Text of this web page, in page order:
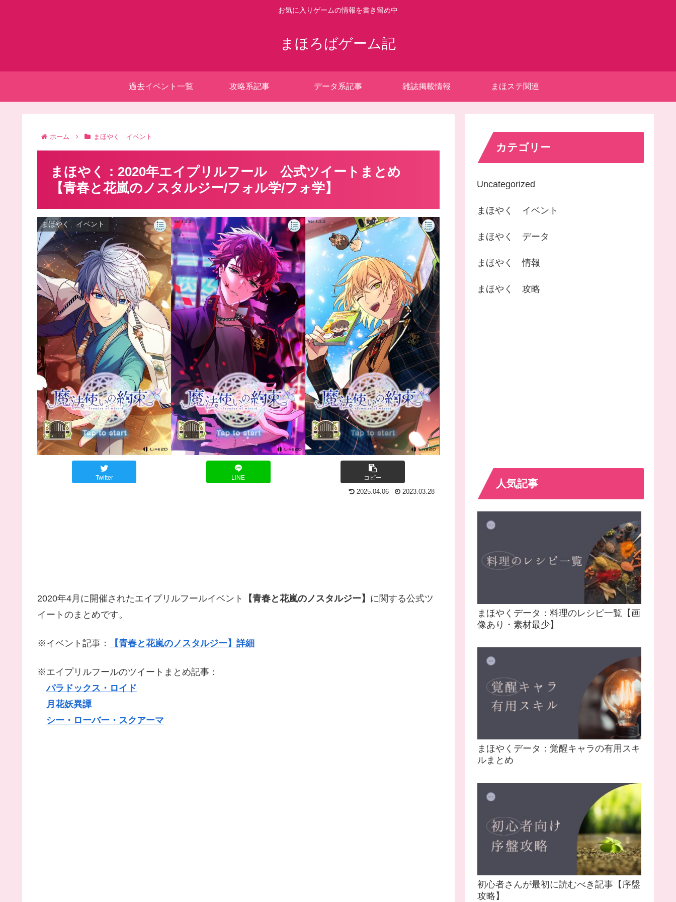
お気に入りゲームの情報を書き留め中
まほろばゲーム記
過去イベント一覧 攻略系記事 データ系記事 雑誌掲載情報 まほステ関連
ホーム まほやく イベント
まほやく：2020年エイプリルフール 公式ツイートまとめ
【青春と花嵐のノスタルジー/フォル学/フォ学】
まほやく イベント
Twitter LINE コピー
2025.04.06 2023.03.28
2020年4月に開催されたエイプリルフールイベント 【青春と花嵐のノスタルジー】 に関する公式ツ
イートのまとめです。
※イベント記事： 【青春と花嵐のノスタルジー】詳細
※エイプリルフールのツイートまとめ記事：
パラドックス・ロイド
月花妖異譚
シー・ローバー・スクアーマ
カテゴリー
Uncategorized
まほやく イベント
まほやく データ
まほやく 情報
まほやく 攻略
人気記事
まほやくデータ：料理のレシピ一覧【画
像あり・素材最少】
まほやくデータ：覚醒キャラの有用スキ
ルまとめ
初心者さんが最初に読むべき記事【序盤
攻略】